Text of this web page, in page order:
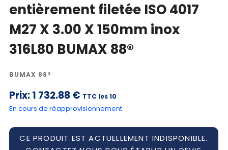
entièrement filetée ISO 4017
M27 X 3.00 X 150mm inox
316L80 BUMAX 88®
BUMAX 88®
Prix:1 732.88 € TTC les 10
En cours de réapprovisionnement
CE PRODUIT EST ACTUELLEMENT INDISPONIBLE.